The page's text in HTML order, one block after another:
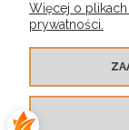
Więcej o
prywatności.